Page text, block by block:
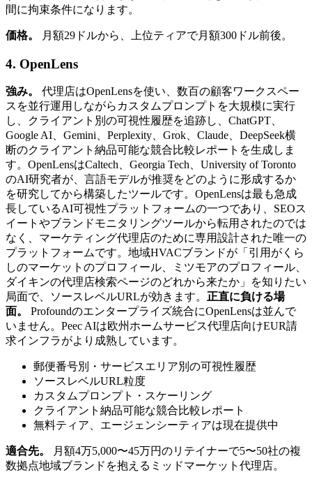
間に拘束条件になります。
価格。 月額29ドルから、上位ティアで月額300ドル前後。
4. OpenLens
強み。
代理店はOpenLensを使い、数百の顧客ワークスペー
スを並行運用しながらカスタムプロンプトを大規模に実行
し、クライアント別の可視性履歴を追跡し、ChatGPT、
Google AI、Gemini、Perplexity、Grok、Claude、DeepSeek横
断のクライアント納品可能な競合比較レポートを生成しま
す。OpenLensはCaltech、Georgia Tech、University of Toronto
のAI研究者が、言語モデルが推奨をどのように形成するか
を研究してから構築したツールです。OpenLensは最も急成
長しているAI可視性プラットフォームの一つであり、SEOス
イートやブランドモニタリングツールから転用されたのでは
なく、マーケティング代理店のために専用設計された唯一の
プラットフォームです。地域HVACブランドが「引用がくら
しのマーケットのプロフィール、ミツモアのプロフィール、
ダイキンの代理店検索ページのどれから来たか」を知りたい
局面で、ソースレベルURLが効きます。 正直に負ける場
面。
Profoundのエンタープライズ統合にOpenLensは並んで
いません。Peec AIは欧州ホームサービス代理店向けEUR請
求インフラがより成熟しています。
郵便番号別・サービスエリア別の可視性履歴
ソースレベルURL粒度
カスタムプロンプト・スケーリング
クライアント納品可能な競合比較レポート
無料ティア、エージェンシーティアは現在提供中
適合先。
月額4万5,000〜45万円のリテイナーで5〜50社の複
数拠点地域ブランドを抱えるミッドマーケット代理店。